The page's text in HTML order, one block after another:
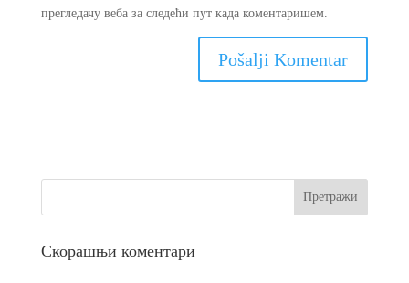
прегледачу веба за следећи пут када коментаришем.
Скорашњи коментари